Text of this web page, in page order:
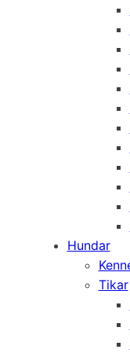
Hundar
Tikar